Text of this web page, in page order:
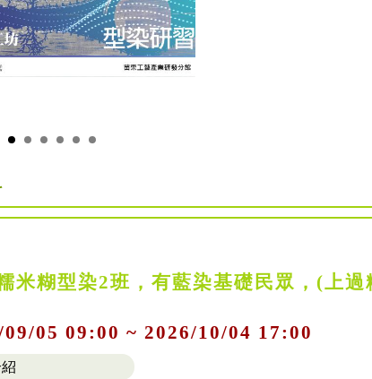
米糊型染2班，有藍染基礎民眾，(上
09/05 09:00 ~ 2026/10/04 17:00